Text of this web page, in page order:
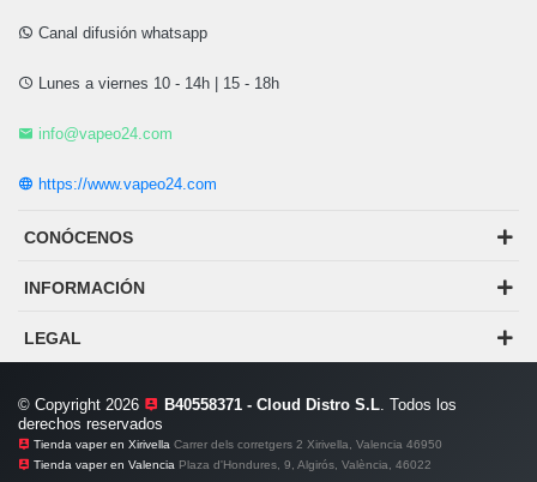
Canal difusión whatsapp
Lunes a viernes 10 - 14h | 15 - 18h
info@vapeo24.com
https://www.vapeo24.com
CONÓCENOS
INFORMACIÓN
LEGAL
© Copyright 2026 B40558371 - Cloud Distro S.L. Todos los
derechos reservados
Tienda vaper en Xirivella Carrer dels corretgers 2 Xirivella, Valencia 46950
Tienda vaper en Valencia Plaza d'Hondures, 9, Algirós, València, 46022